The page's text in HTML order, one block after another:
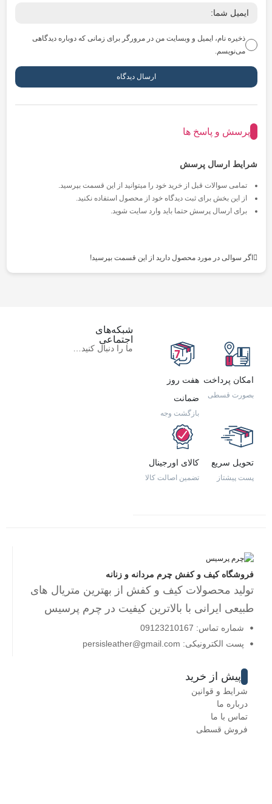
ذخیره نام، ایمیل و وبسایت من در مرورگر برای زمانی که دوباره دیدگاهی
می‌نویسم.
پرسش و پاسخ ها
شرایط ارسال پرسش
تمامی سوالات قبل از خرید خود را میتوانید از این قسمت بپرسید.
از این بخش برای ثبت دیدگاه خود از محصول استفاده نکنید.
برای ارسال پرسش حتما باید وارد سایت شوید.
اگر سوالی در مورد محصول دارید از این قسمت بپرسید!
امکان پرداخت
بصورت قسطی
هفت روز
ضمانت
بازگشت وجه
تحویل سریع
پست پیشتاز
کالای اورجینال
تضمین اصالت کالا
شبکه‌های
اجتماعی
ما را دنبال کنید…
فروشگاه کیف و کفش چرم مردانه و زنانه
تولید محصولات کیف و کفش از بهترین متریال های
طبیعی ایرانی با بالاترین کیفیت در چرم پرسیس
شماره تماس: 09123210167
پست الکترونیکی: persisleather@gmail.com
پیش از خرید
شرایط و قوانین
درباره ما
تماس با ما
فروش قسطی